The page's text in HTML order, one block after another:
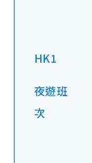
HK1
夜遊班
次